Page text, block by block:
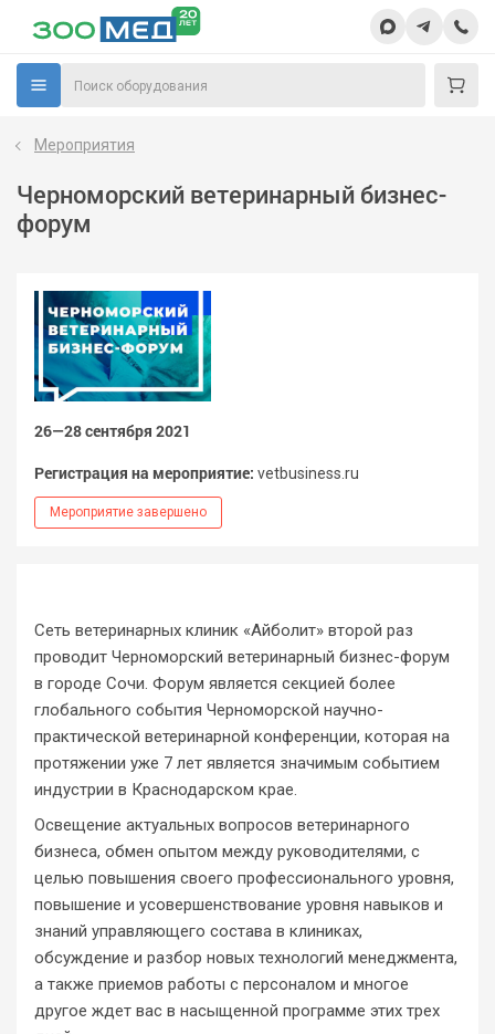
Мероприятия
Черноморский ветеринарный бизнес-
форум
26—28 сентября 2021
Регистрация на мероприятие: vetbusiness.ru
Мероприятие завершено
Сеть ветеринарных клиник «Айболит» второй раз
проводит Черноморский ветеринарный бизнес-форум
в городе Сочи. Форум является секцией более
глобального события Черноморской научно-
практической ветеринарной конференции, которая на
протяжении уже 7 лет является значимым событием
индустрии в Краснодарском крае.
Освещение актуальных вопросов ветеринарного
бизнеса, обмен опытом между руководителями, с
целью повышения своего профессионального уровня,
повышение и усовершенствование уровня навыков и
знаний управляющего состава в клиниках,
обсуждение и разбор новых технологий менеджмента,
а также приемов работы с персоналом и многое
другое ждет вас в насыщенной программе этих трех